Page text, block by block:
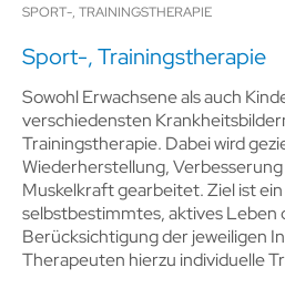
SPORT-, TRAININGSTHERAPIE
Sport-, Trainingstherapie
Sowohl Erwachsene als auch
verschiedensten
Trainingstherapie. Dabei wird
Wiederherstellung,
Muskelkraft gearbeitet. Ziel ist
selbstbestimmtes, aktives Leben
Berücksichtigung der jeweiligen
Therapeuten hierzu individuelle